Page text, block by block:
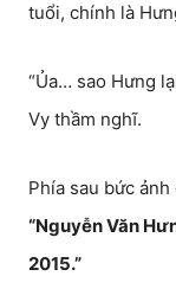
tuổi, chính là
“Ủa… sao Hưng
Vy thầm nghĩ.
Phía sau bức ảnh
“Nguyễn Văn
2015.”